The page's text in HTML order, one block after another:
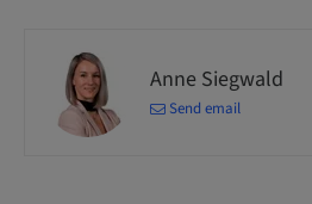
Anne Siegwald
Send email